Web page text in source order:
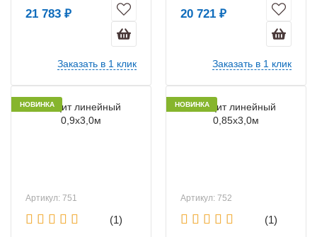
21 783 ₽
Заказать в 1 клик
20 721 ₽
Заказать в 1 клик
НОВИНКА
Артикул: 751
(1)
НОВИНКА
Артикул: 752
(1)